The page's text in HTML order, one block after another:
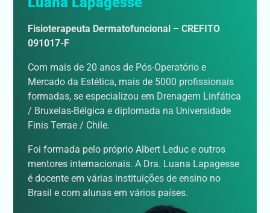
Fisioterapeuta Dermatofuncional – CREFITO
091017-F
Com mais de 20 anos de Pós-Operatório e
Mercado da Estética, mais de 5000 profissionais
formadas, se especializou em Drenagem Linfática
/ Bruxelas-Bélgica e diplomada na Universidade
Finis Terrae / Chile.
Foi formada pelo próprio Albert Leduc e outros
mentores internacionais. A Dra. Luana Lapagesse
é docente em várias instituições de ensino no
Brasil e com alunas em vários países.